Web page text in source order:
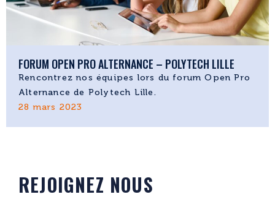
FORUM OPEN PRO ALTERNANCE – POLYTECH LILLE
Rencontrez nos équipes lors du forum Open Pro
Alternance de Polytech Lille.
28 mars 2023
REJOIGNEZ NOUS